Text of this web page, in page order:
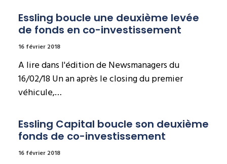
Essling boucle une deuxième levée
de fonds en co-investissement
16 février 2018
A lire dans l'édition de Newsmanagers du
16/02/18 Un an après le closing du premier
véhicule,…
Essling Capital boucle son deuxième
fonds de co-investissement
16 février 2018